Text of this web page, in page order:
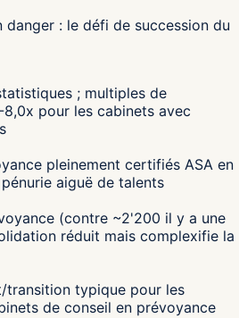
danger : le défi de succession du
; multiples de
pour les cabinets avec
pleinement certifiés ASA en
aiguë de talents
(contre ~2'200 il y a une
réduit mais complexifie la
transition typique pour les
de conseil en prévoyance